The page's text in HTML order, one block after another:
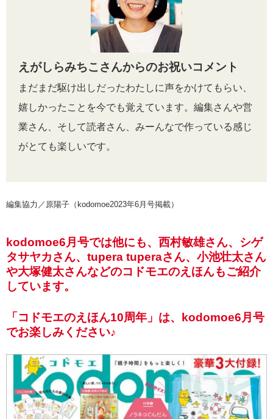
えがしらみちこさんからのお祝いコメント
まだまだ駆け出しだったわたしに声をかけてもらい、
嬉しかったことを今でも覚えています。編集さんや営
業さん、そして読者さん、みーんなで作っている感じ
がとても楽しいです。
編集協力／原陽子（kodomoe2023年6月号掲載）
kodomoe6月号では他にも、西村敏雄さん、シゲ
タサヤカさん、tupera tuperaさん、小池壮太さん
や大塚健太さんなどのコドモエのえほんもご紹介
しています。
「コドモエのえほん10周年」は、kodomoe6月号
でお楽しみください♪